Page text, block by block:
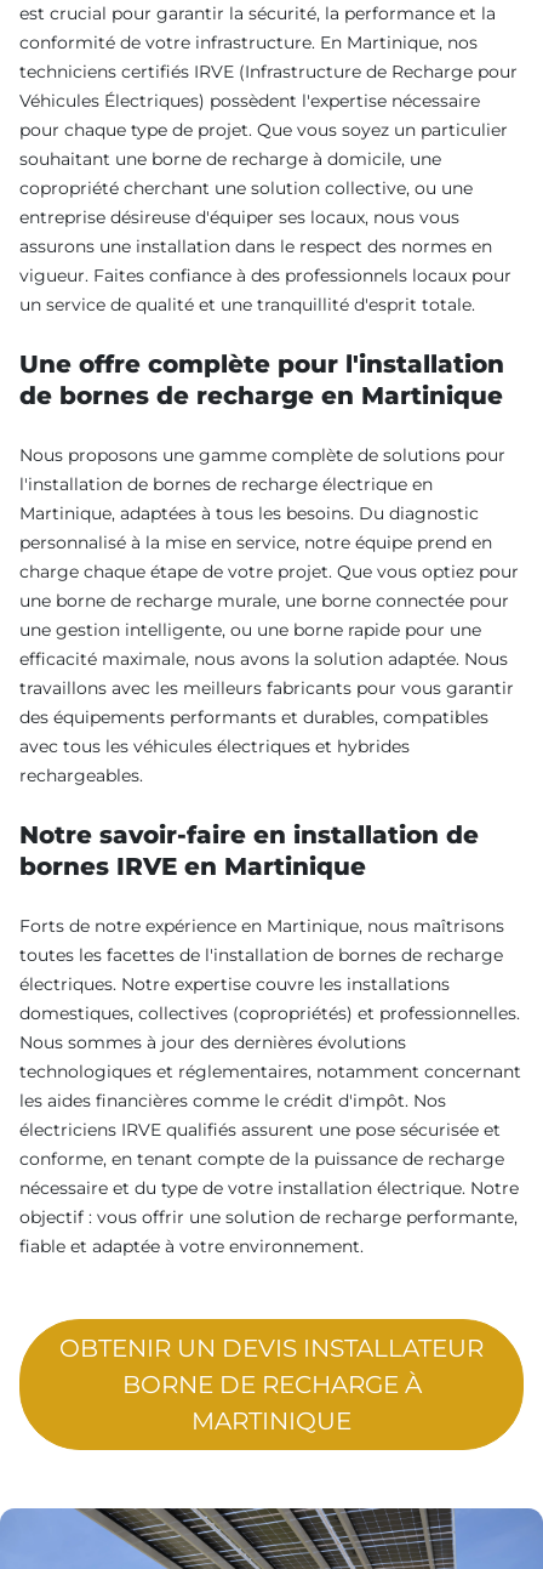
est crucial pour garantir la sécurité, la performance et la
conformité de votre infrastructure. En Martinique, nos
techniciens certifiés IRVE (Infrastructure de Recharge pour
Véhicules Électriques) possèdent l'expertise nécessaire
pour chaque type de projet. Que vous soyez un particulier
souhaitant une borne de recharge à domicile, une
copropriété cherchant une solution collective, ou une
entreprise désireuse d'équiper ses locaux, nous vous
assurons une installation dans le respect des normes en
vigueur. Faites confiance à des professionnels locaux pour
un service de qualité et une tranquillité d'esprit totale.
Une offre complète pour l'installation
de bornes de recharge en Martinique
Nous proposons une gamme complète de solutions pour
l'installation de bornes de recharge électrique en
Martinique, adaptées à tous les besoins. Du diagnostic
personnalisé à la mise en service, notre équipe prend en
charge chaque étape de votre projet. Que vous optiez pour
une borne de recharge murale, une borne connectée pour
une gestion intelligente, ou une borne rapide pour une
efficacité maximale, nous avons la solution adaptée. Nous
travaillons avec les meilleurs fabricants pour vous garantir
des équipements performants et durables, compatibles
avec tous les véhicules électriques et hybrides
rechargeables.
Notre savoir-faire en installation de
bornes IRVE en Martinique
Forts de notre expérience en Martinique, nous maîtrisons
toutes les facettes de l'installation de bornes de recharge
électriques. Notre expertise couvre les installations
domestiques, collectives (copropriétés) et professionnelles.
Nous sommes à jour des dernières évolutions
technologiques et réglementaires, notamment concernant
les aides financières comme le crédit d'impôt. Nos
électriciens IRVE qualifiés assurent une pose sécurisée et
conforme, en tenant compte de la puissance de recharge
nécessaire et du type de votre installation électrique. Notre
objectif : vous offrir une solution de recharge performante,
fiable et adaptée à votre environnement.
OBTENIR UN DEVIS INSTALLATEUR
BORNE DE RECHARGE À
MARTINIQUE